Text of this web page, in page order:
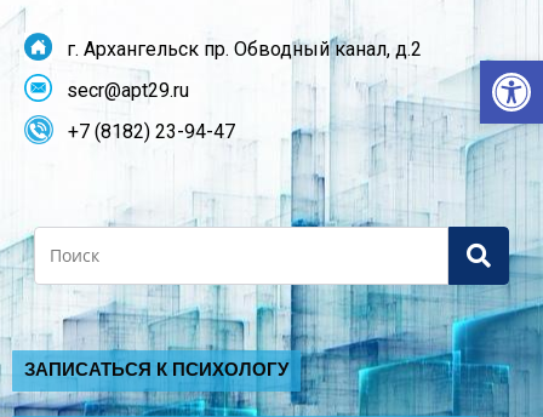
г. Архангельск пр. Обводный канал, д.2
secr@apt29.ru
+7 (8182) 23-94-47
Search
ЗАПИСАТЬСЯ К ПСИХОЛОГУ